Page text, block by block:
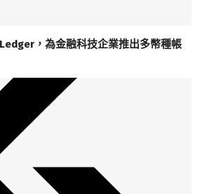
，為金融科技企業推出多幣種帳